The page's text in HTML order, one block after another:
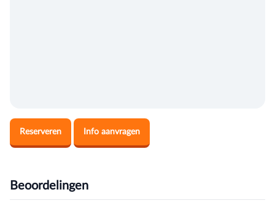
Reserveren Info aanvragen
Beoordelingen